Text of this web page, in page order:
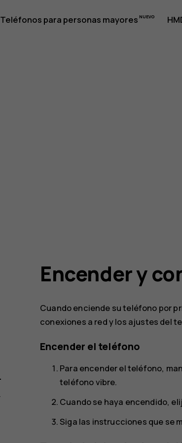
Teléfonos para personas mayores
Encender y
Cuando enciende su teléfono por
conexiones a red y los ajustes del
Encender el teléfono
Para encender el teléfono,
teléfono vibre.
Cuando se haya encendido,
Siga las instrucciones que se